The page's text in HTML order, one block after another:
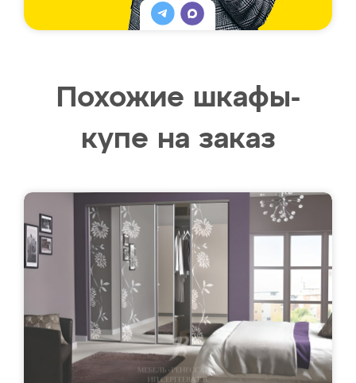
Похожие шкафы-
купе на заказ